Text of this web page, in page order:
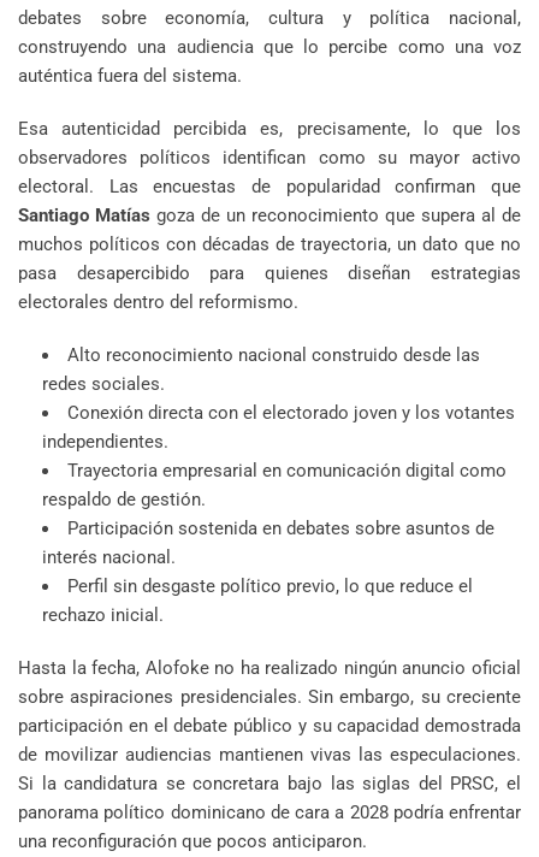
debates sobre economía, cultura y política nacional,
construyendo una audiencia que lo percibe como una voz
auténtica fuera del sistema.
Esa autenticidad percibida es, precisamente, lo que los
observadores políticos identifican como su mayor activo
electoral. Las encuestas de popularidad confirman que
Santiago Matías goza de un reconocimiento que supera al de
muchos políticos con décadas de trayectoria, un dato que no
pasa desapercibido para quienes diseñan estrategias
electorales dentro del reformismo.
Alto reconocimiento nacional construido desde las
redes sociales.
Conexión directa con el electorado joven y los votantes
independientes.
Trayectoria empresarial en comunicación digital como
respaldo de gestión.
Participación sostenida en debates sobre asuntos de
interés nacional.
Perfil sin desgaste político previo, lo que reduce el
rechazo inicial.
Hasta la fecha, Alofoke no ha realizado ningún anuncio oficial
sobre aspiraciones presidenciales. Sin embargo, su creciente
participación en el debate público y su capacidad demostrada
de movilizar audiencias mantienen vivas las especulaciones.
Si la candidatura se concretara bajo las siglas del PRSC, el
panorama político dominicano de cara a 2028 podría enfrentar
una reconfiguración que pocos anticiparon.